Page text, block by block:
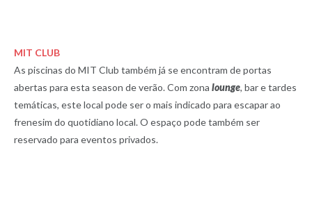
MIT CLUB
As piscinas do MIT Club também já se encontram de portas
abertas para esta season de verão. Com zona lounge, bar e tardes
temáticas, este local pode ser o mais indicado para escapar ao
frenesim do quotidiano local. O espaço pode também ser
reservado para eventos privados.